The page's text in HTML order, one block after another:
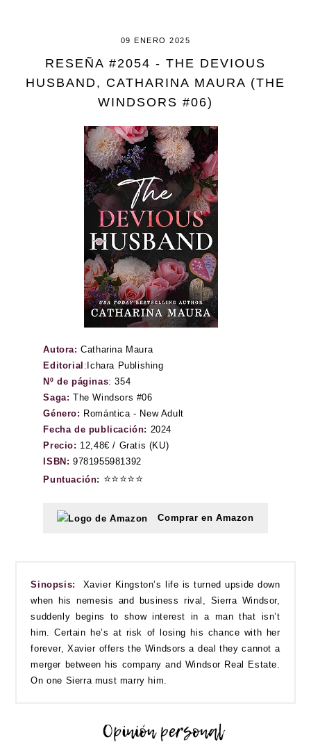
09 ENERO 2025
RESEÑA #2054 - THE DEVIOUS
HUSBAND, CATHARINA MAURA (THE
WINDSORS #06)
Autora: Catharina Maura
Editorial :Ichara Publishing
Nº de páginas: 354
Saga: The Windsors #06
Género: Romántica - New Adult
Fecha de publicación: 2024
Precio: 12,48€ / Gratis (KU)
ISBN: 9781955981392
Puntuación: ⭐⭐⭐⭐⭐
Comprar en Amazon
Sinopsis:
Xavier Kingston’s life is turned upside down
when his nemesis and business rival, Sierra Windsor,
suddenly begins to show interest in a man that isn’t
him. Certain he’s at risk of losing his chance with her
forever, Xavier offers the Windsors a deal they cannot a
merger between his company and Windsor Real Estate.
On one Sierra must marry him.